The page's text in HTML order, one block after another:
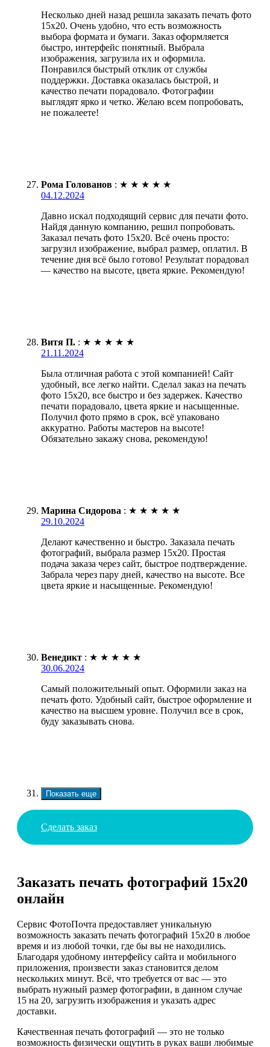
Несколько дней назад решила заказать печать фото
15х20. Очень удобно, что есть возможность
выбора формата и бумаги. Заказ оформляется
быстро, интерфейс понятный. Выбрала
изображения, загрузила их и оформила.
Понравился быстрый отклик от службы
поддержки. Доставка оказалась быстрой, и
качество печати порадовало. Фотографии
выглядят ярко и четко. Желаю всем попробовать,
не пожалеете!
Рома Голованов : ★ ★ ★ ★ ★
04.12.2024
Давно искал подходящий сервис для печати фото.
Найдя данную компанию, решил попробовать.
Заказал печать фото 15х20. Всё очень просто:
загрузил изображение, выбрал размер, оплатил. В
течение дня всё было готово! Результат порадовал
— качество на высоте, цвета яркие. Рекомендую!
Витя П. : ★ ★ ★ ★ ★
21.11.2024
Была отличная работа с этой компанией! Сайт
удобный, все легко найти. Сделал заказ на печать
фото 15х20, все быстро и без задержек. Качество
печати порадовало, цвета яркие и насыщенные.
Получил фото прямо в срок, всё упаковано
аккуратно. Работы мастеров на высоте!
Обязательно закажу снова, рекомендую!
Марина Сидорова : ★ ★ ★ ★ ★
29.10.2024
Делают качественно и быстро. Заказала печать
фотографий, выбрала размер 15х20. Простая
подача заказа через сайт, быстрое подтверждение.
Забрала через пару дней, качество на высоте. Все
цвета яркие и насыщенные. Рекомендую!
Венедикт : ★ ★ ★ ★ ★
30.06.2024
Самый положительный опыт. Оформили заказ на
печать фото. Удобный сайт, быстрое оформление и
качество на высшем уровне. Получил все в срок,
буду заказывать снова.
Показать еще
Сделать заказ
Заказать печать фотографий 15х20
онлайн
Сервис ФотоПочта предоставляет уникальную
возможность заказать печать фотографий 15х20 в любое
время и из любой точки, где бы вы не находились.
Благодаря удобному интерфейсу сайта и мобильного
приложения, произвести заказ становится делом
нескольких минут. Всё, что требуется от вас — это
выбрать нужный размер фотографии, в данном случае
15 на 20, загрузить изображения и указать адрес
доставки.
Качественная печать фотографий — это не только
возможность физически ощутить в руках ваши любимые